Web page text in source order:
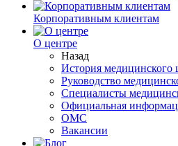
Корпоративным клиентам
О центре
Назад
История медицинского
Руководство
Специалисты
Официальная
ОМС
Вакансии